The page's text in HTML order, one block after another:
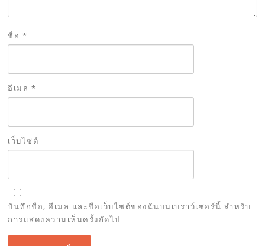
ชื่อ *
อีเมล *
เว็บไซต์
บันทึกชื่อ, อีเมล และชื่อเว็บไซต์ของฉันบนเบราว์เซอร์นี้ สำหรับ
การแสดงความเห็นครั้งถัดไป